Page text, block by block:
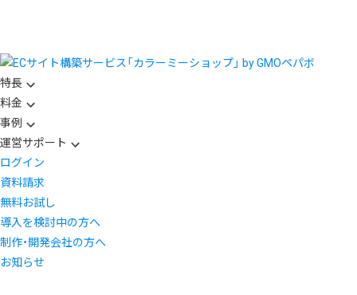
特長
料金
事例
運営サポート
ログイン
資料請求
無料お試し
導入を検討中の方へ
制作・開発会社の方へ
お知らせ